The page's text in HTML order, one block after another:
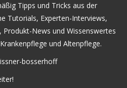
Tipps und Tricks aus der
Tutorials, Experten-Interviews,
Produkt-News und Wissenswertes
und Altenpflege.
bosserhoff